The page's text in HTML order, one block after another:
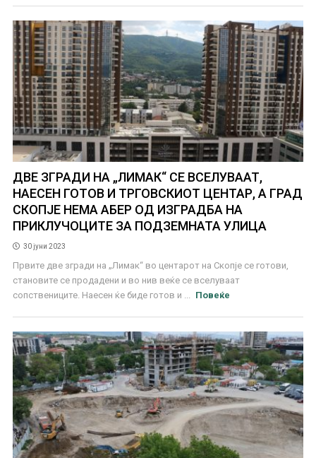
ДВЕ ЗГРАДИ НА „ЛИМАК“ СЕ ВСЕЛУВААТ,
НАЕСЕН ГОТОВ И ТРГОВСКИОТ ЦЕНТАР, А ГРАД
СКОПЈЕ НЕМА АБЕР ОД ИЗГРАДБА НА
ПРИКЛУЧОЦИТЕ ЗА ПОДЗЕМНАТА УЛИЦА
30 јуни 2023
Првите две згради на „Лимак“ во центарот на Скопје се готови,
становите се продадени и во нив веќе се вселуваат
сопствениците. Наесен ќе биде готов и ...
Повеќе